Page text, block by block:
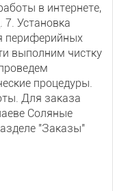
в интернете,
7. Установка
периферийных
выполним чистку
процедуры.
Для заказа
Соляные
"Заказы"